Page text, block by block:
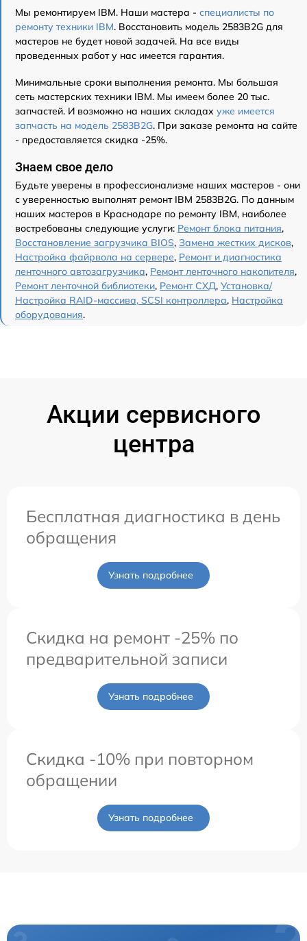
Мы ремонтируем IBM. Наши мастера - специалисты по
ремонту техники IBM. Восстановить модель 2583B2G для
мастеров не будет новой задачей. На все виды
проведенных работ у нас имеется гарантия.
Минимальные сроки выполнения ремонта. Мы большая
сеть мастерских техники IBM. Мы имеем более 20 тыс.
запчастей. И возможно на наших складах уже имеется
запчасть на модель 2583B2G. При заказе ремонта на сайте
- предоставляется скидка -25%.
Знаем свое дело
Будьте уверены в профессионализме наших мастеров - они
с уверенностью выполнят ремонт IBM 2583B2G. По данным
наших мастеров в Краснодаре по ремонту IBM, наиболее
востребованы следующие услуги: Ремонт блока питания,
Восстановление загрузчика BIOS, Замена жестких дисков,
Настройка файрвола на сервере, Ремонт и диагностика
ленточного автозагрузчика, Ремонт ленточного накопителя,
Ремонт ленточной библиотеки, Ремонт СХД, Установка/
Настройка RAID-массива, SCSI контроллера, Настройка
оборудования.
Акции сервисного
центра
Бесплатная диагностика в день
обращения
Узнать подробнее
Скидка на ремонт -25% по
предварительной записи
Узнать подробнее
Скидка -10% при повторном
обращении
Узнать подробнее